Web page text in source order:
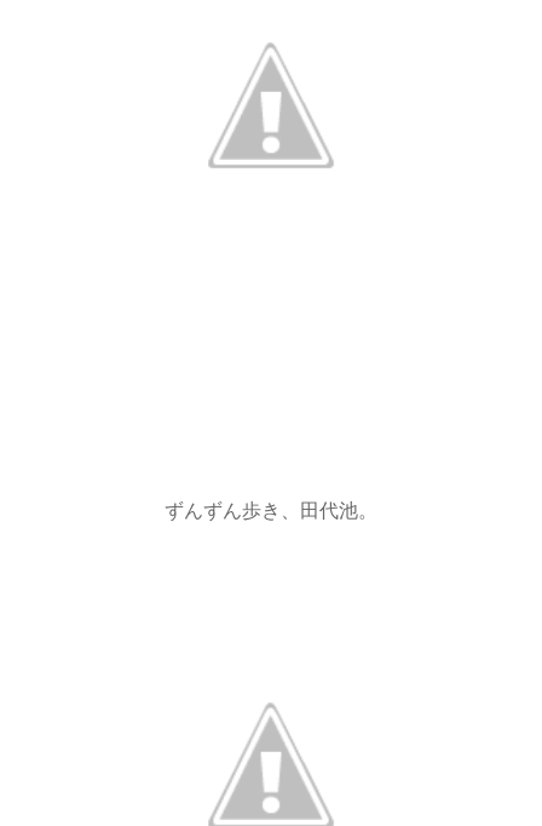
ずんずん歩き、田代池。